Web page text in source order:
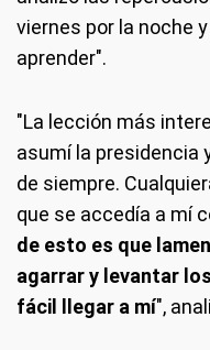
viernes por la noche
aprender".
"La lección más
asumí la presidencia
de siempre.
que se accedía a mí
de esto es que
agarrar y levantar
fácil llegar a mí",